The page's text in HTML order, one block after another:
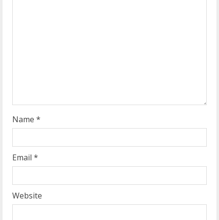
g
Name *
Email *
Website